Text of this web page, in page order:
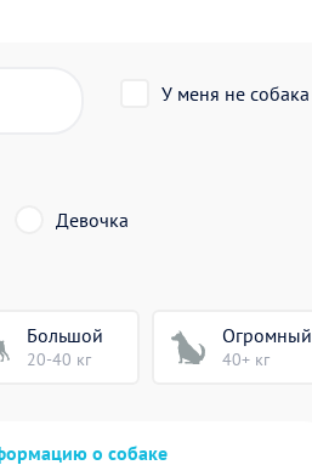
У меня не собака
Девочка
Большой
20-40 кг
Огромный
40+ кг
о собаке